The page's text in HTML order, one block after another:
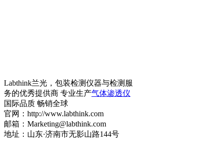
Labthink兰光，包装检测仪器与检测服
务的优秀提供商 专业生产气体渗透仪
国际品质 畅销全球
官网：http://www.labthink.com
邮箱：Marketing@labthink.com
地址：山东·济南市无影山路144号